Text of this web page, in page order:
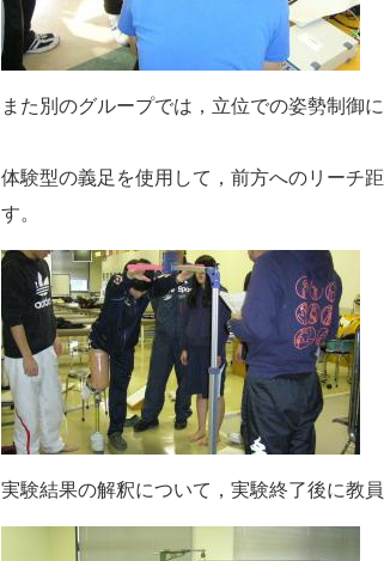
また別のグループでは，立位での姿勢制御
体験型の義足を使用して，前方へのリーチ
す。
実験結果の解釈について，実験終了後に教